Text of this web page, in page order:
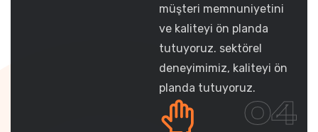
müşteri memnuniyetini
ve kaliteyi ön planda
tutuyoruz. sektörel
deneyimimiz, kaliteyi ön
planda tutuyoruz.
04